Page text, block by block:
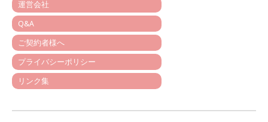
運営会社
Q&A
ご契約者様へ
プライバシーポリシー
リンク集